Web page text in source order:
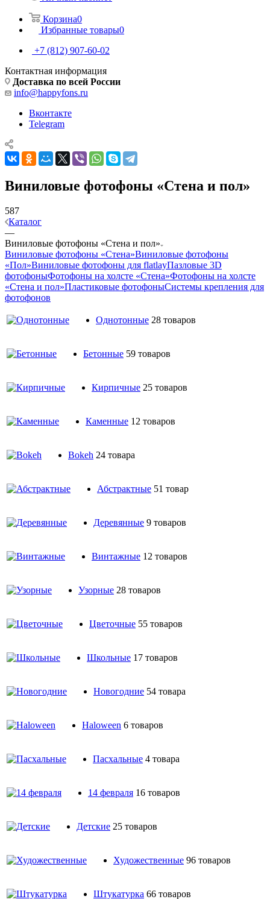
Корзина0
Избранные товары0
+7 (812) 907-60-02
Контактная информация
Доставка по всей России
info@happyfons.ru
Вконтакте
Telegram
Виниловые фотофоны «Стена и пол»
587
Каталог
—
Виниловые фотофоны «Стена и пол»
Виниловые фотофоны «Стена»Виниловые фотофоны
«Пол»Виниловые фотофоны для flatlayПазловые 3D
фотофоныФотофоны на холсте «Стена»Фотофоны на холсте
«Стена и пол»Пластиковые фотофоныСистемы крепления для
фотофонов
Однотонные 28 товаров
Бетонные 59 товаров
Кирпичные 25 товаров
Каменные 12 товаров
Bokeh 24 товара
Абстрактные 51 товар
Деревянные 9 товаров
Винтажные 12 товаров
Узорные 28 товаров
Цветочные 55 товаров
Школьные 17 товаров
Новогодние 54 товара
Haloween 6 товаров
Пасхальные 4 товара
14 февраля 16 товаров
Детские 25 товаров
Художественные 96 товаров
Штукатурка 66 товаров